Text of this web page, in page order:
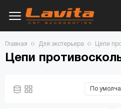
Главная Для экстерьера Цепи
Цепи